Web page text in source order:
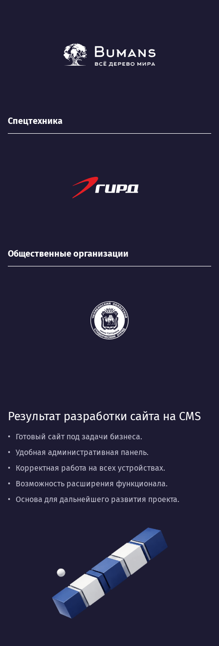
Спецтехника
Общественные организации
Результат разработки сайта на CMS
Готовый сайт под задачи бизнеса.
Удобная административная панель.
Корректная работа на всех устройствах.
Возможность расширения функционала.
Основа для дальнейшего развития проекта.